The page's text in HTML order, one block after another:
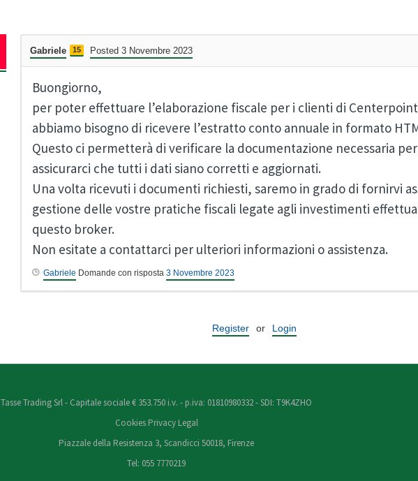
Gabriele 15 Posted 3 Novembre 2023
Buongiorno,
per poter effettuare l’elaborazione fiscale per i clienti di
abbiamo bisogno di ricevere l’estratto conto annuale in formato
Questo ci permetterà di verificare la documentazione necessaria
assicurarci che tutti i dati siano corretti e aggiornati.
Una volta ricevuti i documenti richiesti, saremo in grado di fornirvi
gestione delle vostre pratiche fiscali legate agli investimenti
questo broker.
Non esitate a contattarci per ulteriori informazioni o assistenza.
Gabriele Domande con risposta 3 Novembre 2023
Register or Login
Tasse Trading Srl - Capitale sociale € 353.750 i.v. - p.iva: 01810980332 - SDI: T9K4ZHO
Cookies Privacy Legal
Piazzale della Resistenza 3, Scandicci 50018, Firenze
Tel: 055 7770219